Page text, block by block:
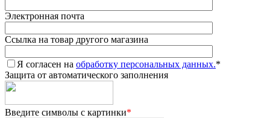
Электронная почта
Ссылка на товар другого магазина
Я согласен на обработку персональных данных.*
Защита от автоматического заполнения
Введите символы с картинки*